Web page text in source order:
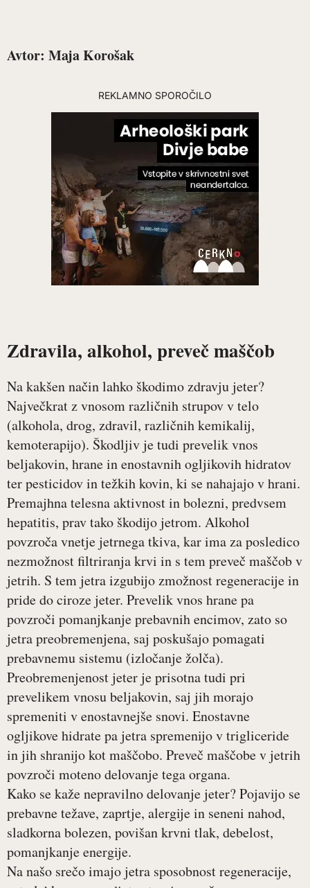
Avtor: Maja Korošak
REKLAMNO SPOROČILO
Zdravila, alkohol, preveč maščob
Na kakšen način lahko škodimo zdravju jeter?
Največkrat z vnosom različnih strupov v telo
(alkohola, drog, zdravil, različnih kemikalij,
kemoterapijo). Škodljiv je tudi prevelik vnos
beljakovin, hrane in enostavnih ogljikovih hidratov
ter pesticidov in težkih kovin, ki se nahajajo v hrani.
Premajhna telesna aktivnost in bolezni, predvsem
hepatitis, prav tako škodijo jetrom. Alkohol
povzroča vnetje jetrnega tkiva, kar ima za posledico
nezmožnost filtriranja krvi in s tem preveč maščob v
jetrih. S tem jetra izgubijo zmožnost regeneracije in
pride do ciroze jeter. Prevelik vnos hrane pa
povzroči pomanjkanje prebavnih encimov, zato so
jetra preobremenjena, saj poskušajo pomagati
prebavnemu sistemu (izločanje žolča).
Preobremenjenost jeter je prisotna tudi pri
prevelikem vnosu beljakovin, saj jih morajo
spremeniti v enostavnejše snovi. Enostavne
ogljikove hidrate pa jetra spremenijo v trigliceride
in jih shranijo kot maščobo. Preveč maščobe v jetrih
povzroči moteno delovanje tega organa.
Kako se kaže nepravilno delovanje jeter? Pojavijo se
prebavne težave, zaprtje, alergije in seneni nahod,
sladkorna bolezen, povišan krvni tlak, debelost,
pomanjkanje energije.
Na našo srečo imajo jetra sposobnost regeneracije,